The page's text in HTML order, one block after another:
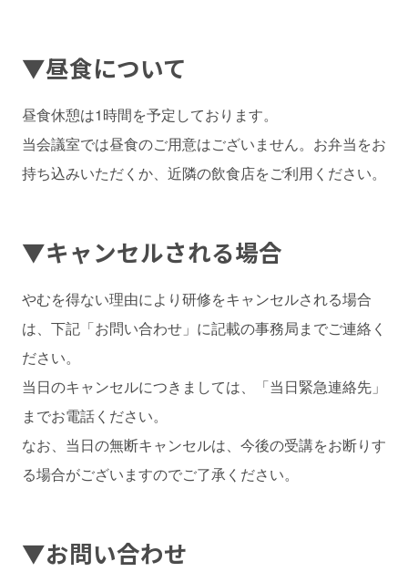
▼昼食について
昼食休憩は1時間を予定しております。
当会議室では昼食のご用意はございません。お弁当をお
持ち込みいただくか、近隣の飲食店をご利用ください。
▼キャンセルされる場合
やむを得ない理由により研修をキャンセルされる場合
は、下記「お問い合わせ」に記載の事務局までご連絡く
ださい。
当日のキャンセルにつきましては、「当日緊急連絡先」
までお電話ください。
なお、当日の無断キャンセルは、今後の受講をお断りす
る場合がございますのでご了承ください。
▼お問い合わせ